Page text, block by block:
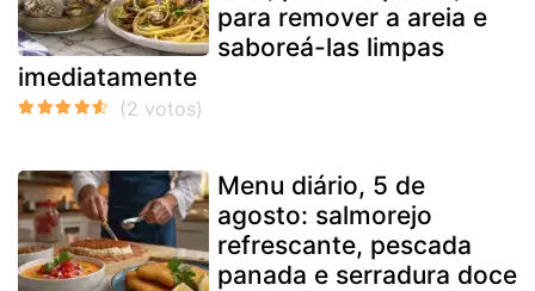
para remover a areia e
saboreá-las limpas
imediatamente
Menu diário, 5 de
agosto: salmorejo
refrescante, pescada
panada e serradura doce